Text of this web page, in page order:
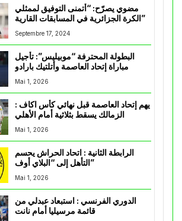
مضوي يصرّح: “أتمنى التوفيق لممثلي
الكرة الجزائرية في المسابقات القارية”
Septembre 17, 2024
البطولة المحترفة “موبيليس”: تأجيل
مباراة إتحاد العاصمة وأتلتيك بارادو
Mai 1, 2026
يهم إتحاد العاصمة قبل نهائي كأس اكاف :
Mai 1, 2026
الرابطة الثانية : اتحاد الحراش يحسم
التأهل إلى “البلاي أوف”
Mai 1, 2026
الدوري الفرنسي : استبعاد عبدلي من
قائمة مرسيليا أمام نانت